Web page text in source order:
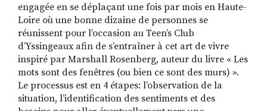
engagée en se déplaçant une fois par mois en Haute-
Loire où une bonne dizaine de personnes se
réunissent pour l’occasion au Teen’s Club
d’Yssingeaux afin de s’entraîner à cet art de vivre
inspiré par Marshall Rosenberg, auteur du livre « Les
mots sont des fenêtres (ou bien ce sont des murs) ».
Le processus est en 4 étapes: l’observation de la
situation, l’identification des sentiments et des